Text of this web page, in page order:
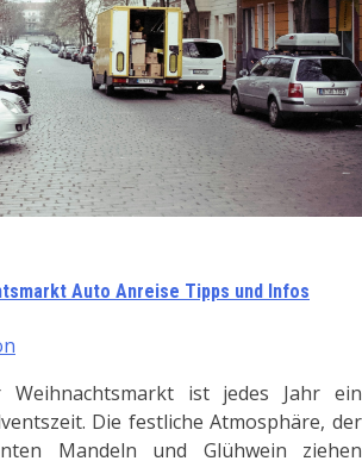
Auto Anreise Tipps und Infos
Weihnachtsmarkt ist jedes Jahr ein
Die festliche Atmosphäre, der
Mandeln und Glühwein ziehen